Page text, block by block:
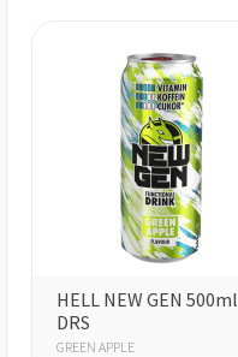
HELL NEW GEN 500ml
DRS
GREEN APPLE